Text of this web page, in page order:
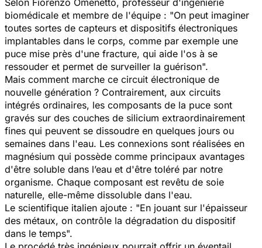
biomédicale et membre de l'équipe : "On peut imaginer
toutes sortes de capteurs et dispositifs électroniques
implantables dans le corps, comme par exemple une
puce mise près d'une fracture, qui aide l'os à se
ressouder et permet de surveiller la guérison".
Mais comment marche ce circuit électronique de
nouvelle génération ? Contrairement, aux circuits
intégrés ordinaires, les composants de la puce sont
gravés sur des couches de silicium extraordinairement
fines qui peuvent se dissoudre en quelques jours ou
semaines dans l'eau. Les connexions sont réalisées en
magnésium qui possède comme principaux avantages
d'être soluble dans l’eau et d'être toléré par notre
organisme. Chaque composant est revêtu de soie
naturelle, elle-même dissoluble dans l'eau.
Le scientifique italien ajoute : "En jouant sur l'épaisseur
des métaux, on contrôle la dégradation du dispositif
dans le temps".